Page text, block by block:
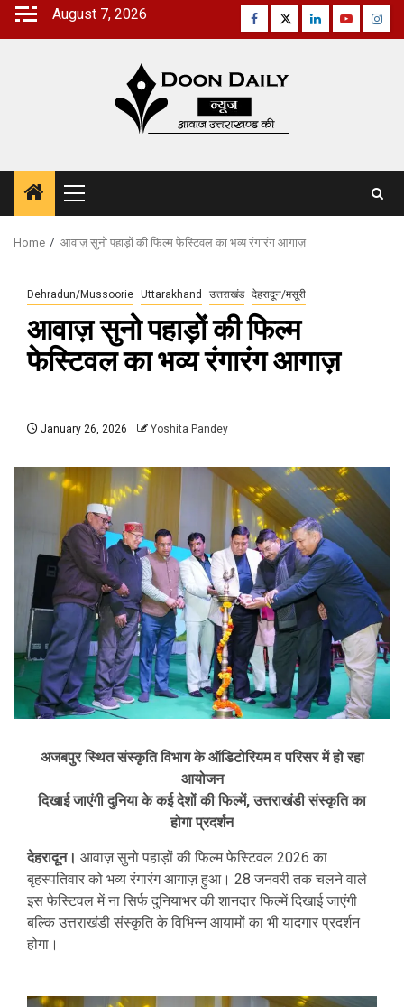
Skip
August 7, 2026 Facebook
TwitterLinkedinYoutube
Primary
Menu
Home आवाज़ सुनो पहाड़ों की फिल्म फेस्टिवल का भव्य रंगारंग आगाज़
Dehradun/Mussoorie Uttarakhand उत्तराखंड देहरादून/मसूरी
आवाज़ सुनो पहाड़ों की फिल्म
फेस्टिवल का भव्य रंगारंग आगाज़
January 26, 2026 Yoshita Pandey
अजबपुर स्थित संस्कृति विभाग के ऑडिटोरियम व परिसर में हो रहा
आयोजन
दिखाई जाएंगी दुनिया के कई देशों की फिल्में, उत्तराखंडी संस्कृति का
होगा प्रदर्शन
देहरादून। आवाज़ सुनो पहाड़ों की फिल्म फेस्टिवल 2026 का
बृहस्पतिवार को भव्य रंगारंग आगाज़ हुआ। 28 जनवरी तक चलने वाले
इस फेस्टिवल में ना सिर्फ दुनियाभर की शानदार फिल्में दिखाई जाएंगी
बल्कि उत्तराखंडी संस्कृति के विभिन्न आयामों का भी यादगार प्रदर्शन
होगा।